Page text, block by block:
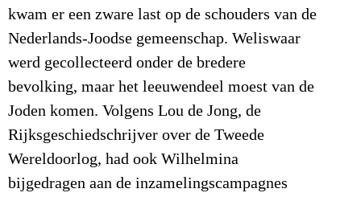
kwam er een zware last op de schouders van de
Nederlands-Joodse gemeenschap. Weliswaar
werd gecollecteerd onder de bredere
bevolking, maar het leeuwendeel moest van de
Joden komen. Volgens Lou de Jong, de
Rijksgeschiedschrijver over de Tweede
Wereldoorlog, had ook Wilhelmina
bijgedragen aan de inzamelingscampagnes